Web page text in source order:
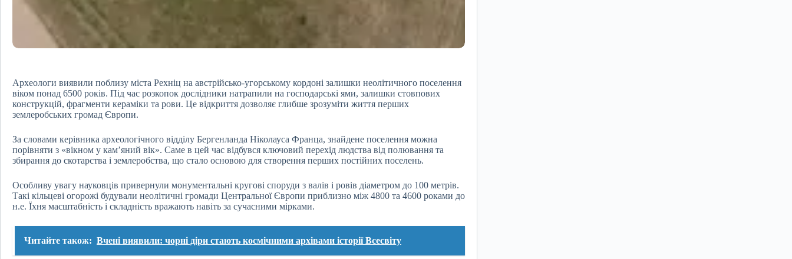
Археологи виявили поблизу міста Рехніц на австрійсько-угорському кордоні залишки неолітичного поселення
віком понад 6500 років. Під час розкопок дослідники натрапили на господарські ями, залишки стовпових
конструкцій, фрагменти кераміки та рови. Це відкриття дозволяє глибше зрозуміти життя перших
землеробських громад Європи.
За словами керівника археологічного відділу Бергенланда Ніколауса Франца, знайдене поселення можна
порівняти з «вікном у кам’яний вік». Саме в цей час відбувся ключовий перехід людства від полювання та
збирання до скотарства і землеробства, що стало основою для створення перших постійних поселень.
Особливу увагу науковців привернули монументальні кругові споруди з валів і ровів діаметром до 100 метрів.
Такі кільцеві огорожі будували неолітичні громади Центральної Європи приблизно між 4800 та 4600 роками до
н.е. Їхня масштабність і складність вражають навіть за сучасними мірками.
Читайте також: Вчені виявили: чорні діри стають космічними архівами історії Всесвіту